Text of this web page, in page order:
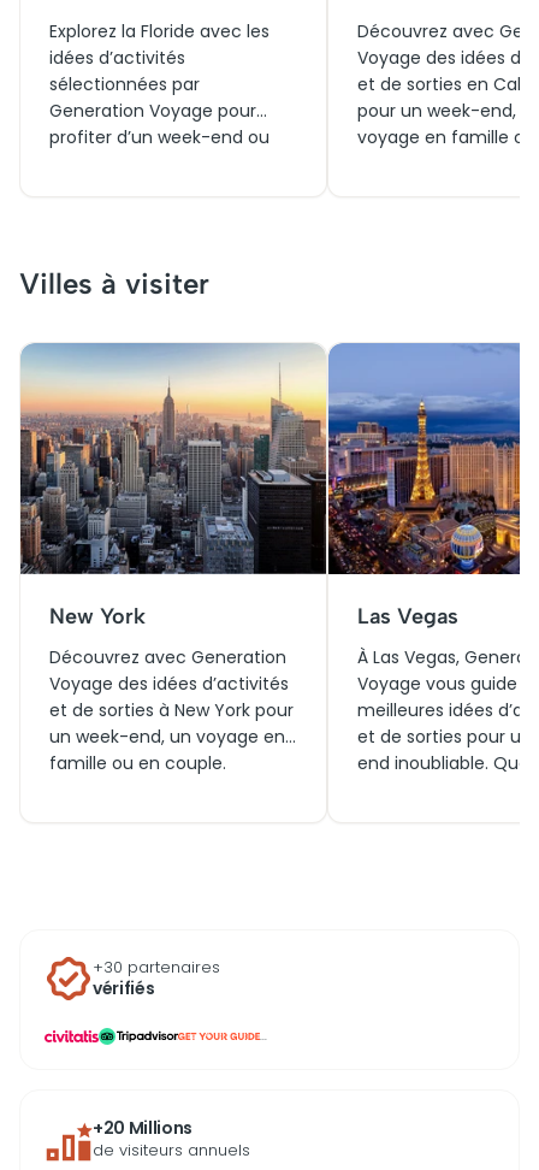
Explorez la Floride avec les
idées d’activités
sélectionnées par
Generation Voyage pour
profiter d’un week-end ou
pour découvrir ce qui se
passe aujourd’hui ou autour
meilleures activités pour
sublimer votre séjour.
Découvrez avec
Voyage des idées
et de sorties en
pour un week-end,
voyage en famille
facettes.
Villes à visiter
New York
Découvrez avec Generation
Voyage des idées d’activités
et de sorties à New York pour
un week-end, un voyage en
famille ou en couple.
Apple.
Las Vegas
À Las Vegas,
Voyage vous guide
meilleures idées
et de sorties pour un
end inoubliable. Que
+30 partenaires
vérifiés
...
+20 Millions
de visiteurs annuels